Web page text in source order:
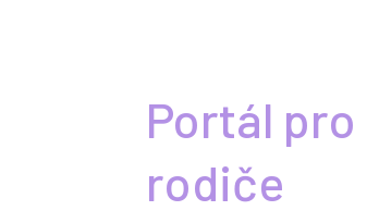
Portál pro
rodiče